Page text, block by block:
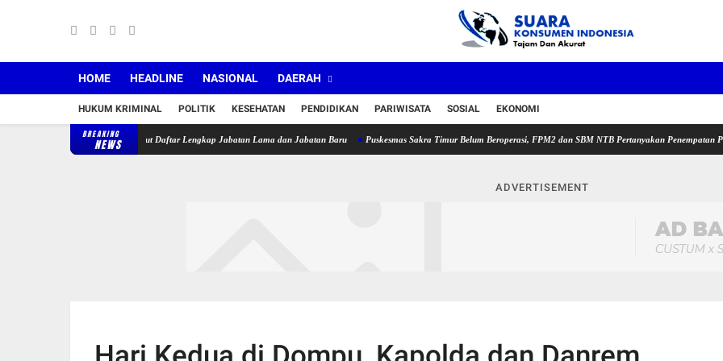
HOME HEADLINE NASIONAL DAERAH
HUKUM KRIMINAL POLITIK KESEHATAN PENDIDIKAN PARIWISATA SOSIAL EKONOMI
BREAKING
NEWS
Lantik 36 Pejabat, Berikut Daftar Lengkap Jabatan Lama dan Jabatan Baru Puskesmas Sakra Timur Belum Beroperasi, FPM2 dan SBM NTB Pertanyakan Penempatan Plt Kepala
ADVERTISEMENT